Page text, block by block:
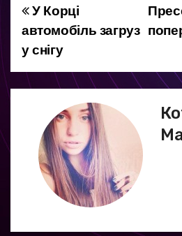
Н
а
в
У Корці
автомобіль загруз
у снігу